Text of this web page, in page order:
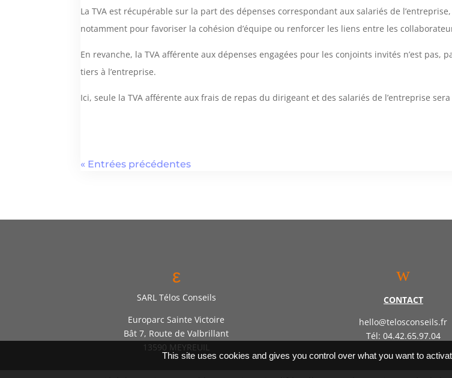
La TVA est récupérable sur la part des dépenses correspondant aux salariés de
notamment pour favoriser la cohésion d’équipe ou renforcer les liens entre les
En revanche, la TVA afférente aux dépenses engagées pour les conjoints invités n’est
tiers à l’entreprise.
Ici, seule la TVA afférente aux frais de repas du dirigeant et des salariés de l’entreprise
« Entrées précédentes
ε
SARL Télos Conseils
Europarc Sainte Victoire
Bât 7, Route de Valbrillant
13590 MEYREUIL
w
CONTACT
hello@telosconseils.fr
Tél: 04.42.65.97.04
This site uses cookies and gives you control over what you want to